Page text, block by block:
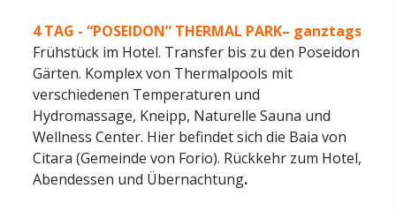
4 TAG -“POSEIDON” THERMAL PARK– ganztags
Frühstück im Hotel. Transfer bis zu den Poseidon
Gärten. Komplex von Thermalpools mit
verschiedenen Temperaturen und
Hydromassage, Kneipp, Naturelle Sauna und
Wellness Center. Hier befindet sich die Baia von
Citara (Gemeinde von Forio). Rückkehr zum Hotel,
Abendessen und Übernachtung.